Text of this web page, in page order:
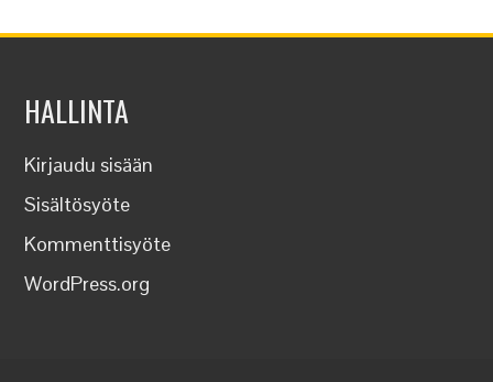
HALLINTA
Kirjaudu sisään
Sisältösyöte
Kommenttisyöte
WordPress.org